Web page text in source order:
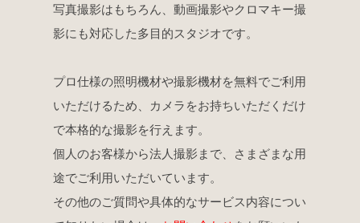
写真撮影はもちろん、動画撮影やクロマキー撮
影にも対応した多目的スタジオです。
プロ仕様の照明機材や撮影機材を無料でご利用
いただけるため、カメラをお持ちいただくだけ
で本格的な撮影を行えます。
個人のお客様から法人撮影まで、さまざまな用
途でご利用いただいています。
その他のご質問や具体的なサービス内容につい